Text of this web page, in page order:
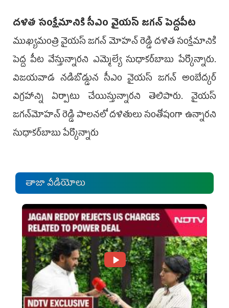
ద‌ళిత సంక్షేమానికి సీఎం వైయ‌స్ జ‌గ‌న్ పెద్ద‌పీట‌
ముఖ్య‌మంత్రి వైయ‌స్ జ‌గ‌న్ మోహ‌న్ రెడ్డి ద‌ళిత సంక్షేమానికి
పెద్ద పీట వేస్తున్నార‌ని ఎమ్మెల్యే సుధాక‌ర్‌బాబు పేర్కొన్నారు.
విజయవాడ నడిబొడ్డున సీఎం వైయ‌స్ జగన్ అంబేద్కర్
విగ్రహాన్ని ఏర్పాటు చేయిస్తున్నార‌ని తెలిపారు. వైయ‌స్
జగన్‌మోహన్‌ రెడ్డి పాలనలో దళితులు సంతోషంగా ఉన్నార‌ని
సుధాక‌ర్‌బాబు పేర్కొన్నారు
తాజా వీడియోలు